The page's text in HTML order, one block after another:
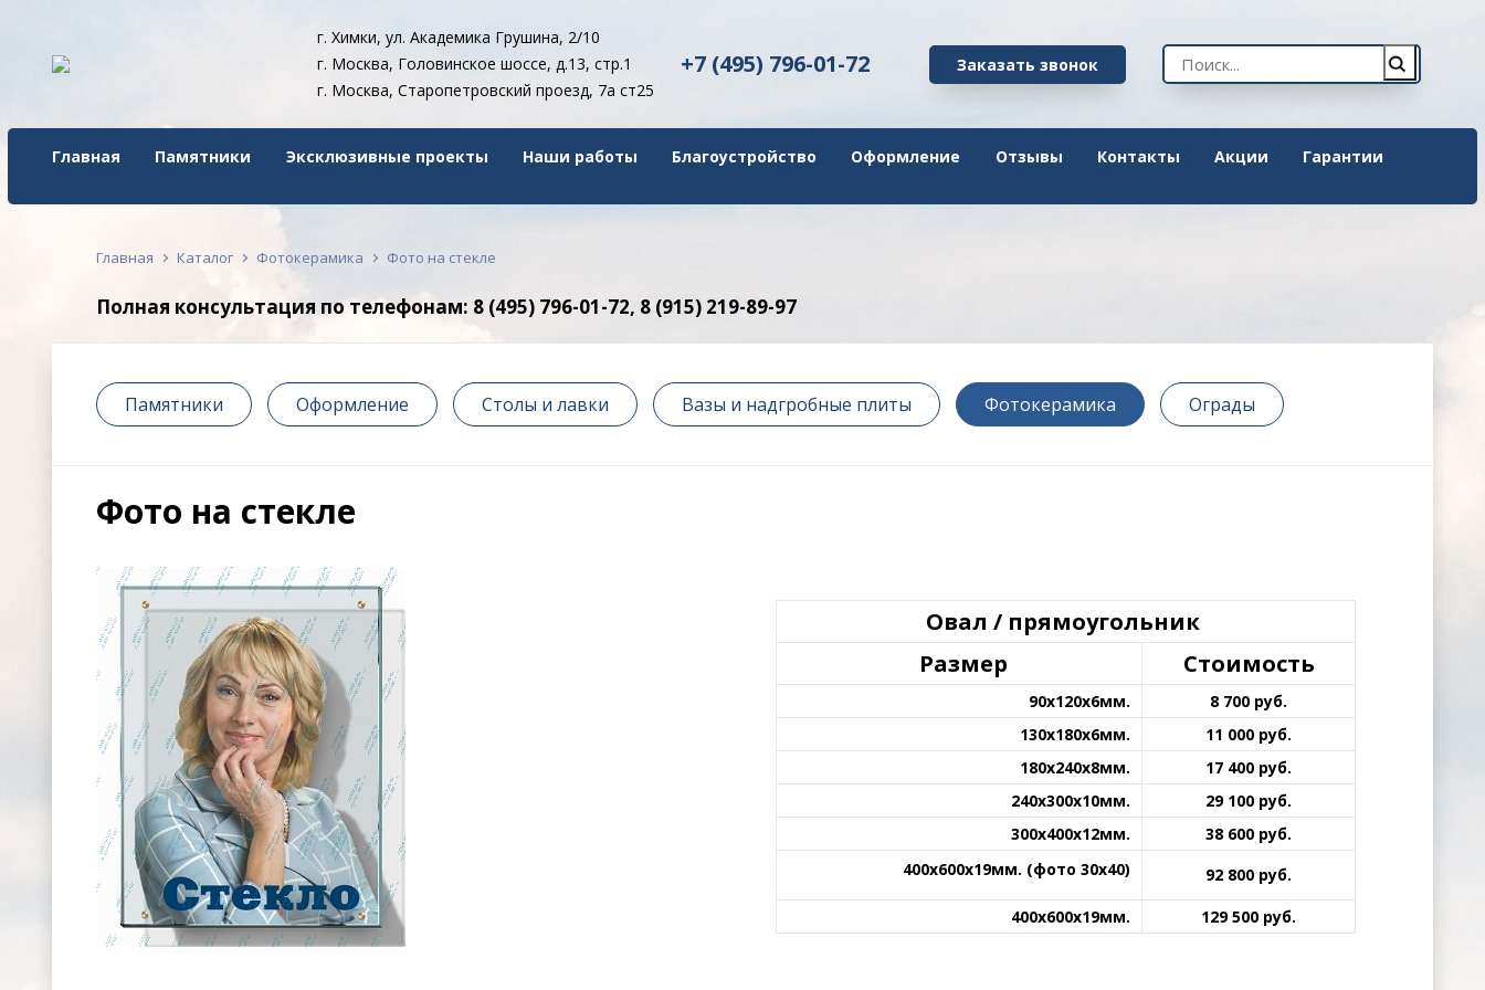
г. Химки, ул. Академика Грушина, 2/10
г. Москва, Головинское шоссе, д.13, стр.1
г. Москва, Старопетровский проезд, 7а ст25
+7 (495) 796-01-72 Заказать звонок
Главная Памятники Эксклюзивные проекты Наши работы Благоустройство Оформление Отзывы Контакты Акции Гарантии
Главная Каталог Фотокерамика Фото на стекле
Полная консультация по телефонам: 8 (495) 796-01-72, 8 (915) 219-89-97
Памятники Оформление Столы и лавки Вазы и надгробные плиты Фотокерамика Ограды
Фото на стекле
Овал / прямоугольник
Размер
Стоимость
90х120х6мм.
8 700 руб.
130х180х6мм.
11 000 руб.
180х240х8мм.
17 400 руб.
240х300х10мм.
29 100 руб.
300х400х12мм.
38 600 руб.
400х600х19мм. (фото 30х40)
92 800 руб.
400х600х19мм.
129 500 руб.